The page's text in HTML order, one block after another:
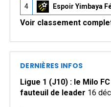
4 Espoir Yimbaya
Voir classement
DERNIÈRES INFOS
Ligue 1 (J10) : le Milo
fauteuil de leader 16